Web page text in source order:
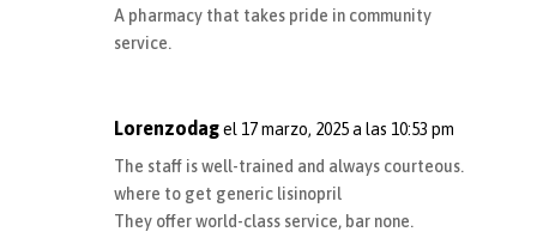
A pharmacy that takes pride in community
service.
Lorenzodag el 17 marzo, 2025 a las 10:53 pm
The staff is well-trained and always courteous.
where to get generic lisinopril
They offer world-class service, bar none.